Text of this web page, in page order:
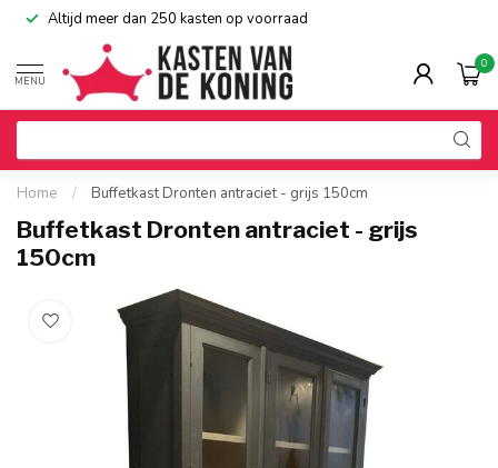
Altijd meer dan 250 kasten op voorraad
MENU
0
Home / Buffetkast Dronten antraciet - grijs 150cm
Buffetkast Dronten antraciet - grijs
150cm